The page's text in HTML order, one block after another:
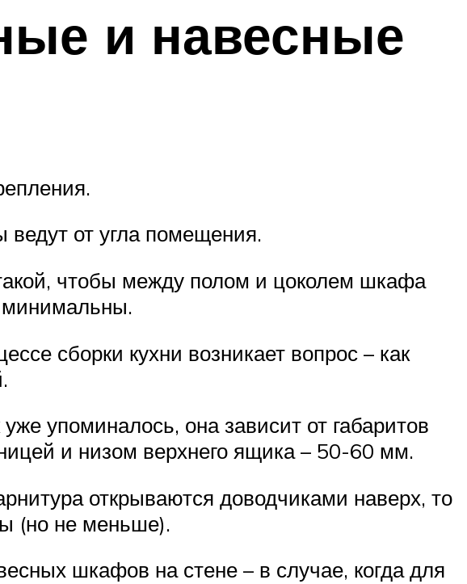
и навесные
от угла помещения.
чтобы между полом и цоколем шкафа
сборки кухни возникает вопрос – как
упоминалось, она зависит от габаритов
и низом верхнего ящика – 50-60 мм.
открываются доводчиками наверх, то
(но не меньше).
шкафов на стене – в случае, когда для